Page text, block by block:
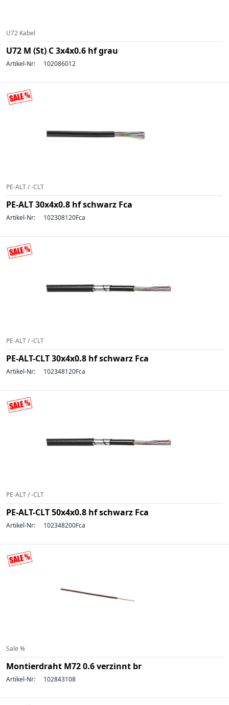
U72 Kabel
U72 M (St) C 3x4x0.6 hf grau
Artikel-Nr: 102086012
PE-ALT / -CLT
PE-ALT 30x4x0.8 hf schwarz Fca
Artikel-Nr: 102308120Fca
PE-ALT / -CLT
PE-ALT-CLT 30x4x0.8 hf schwarz Fca
Artikel-Nr: 102348120Fca
PE-ALT / -CLT
PE-ALT-CLT 50x4x0.8 hf schwarz Fca
Artikel-Nr: 102348200Fca
Sale %
Montierdraht M72 0.6 verzinnt br
Artikel-Nr: 102843108